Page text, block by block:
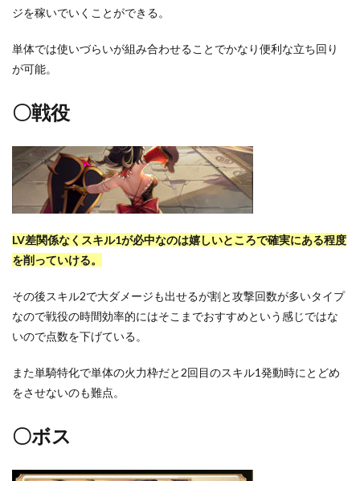
ジを稼いでいくことができる。
単体では使いづらいが組み合わせることでかなり便利な立ち回り
が可能。
〇戦役
LV差関係なくスキル1が必中なのは嬉しいところで確実にある程度
を削っていける。
その後スキル2で大ダメージも出せるが割と攻撃回数が多いタイプ
なので戦役の時間効率的にはそこまでおすすめという感じではな
いので点数を下げている。
また単騎特化で単体の火力枠だと2回目のスキル1発動時にとどめ
をさせないのも難点。
〇ボス